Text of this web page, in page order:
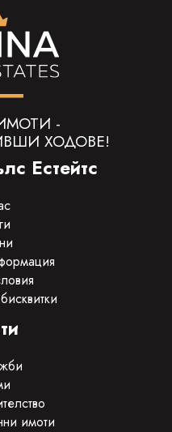
-
ХОДОВЕ!
Естейтс
имоти